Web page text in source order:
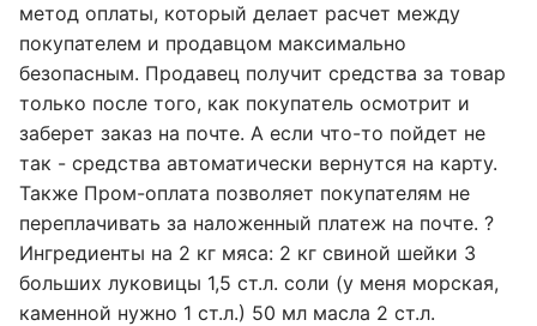
метод оплаты, который делает расчет между
покупателем и продавцом максимально
безопасным. Продавец получит средства за товар
только после того, как покупатель осмотрит и
заберет заказ на почте. А если что-то пойдет не
так - средства автоматически вернутся на карту.
Также Пром-оплата позволяет покупателям не
переплачивать за наложенный платеж на почте. ?
Ингредиенты на 2 кг мяса: 2 кг свиной шейки 3
больших луковицы 1,5 ст.л. соли (у меня морская,
каменной нужно 1 ст.л.) 50 мл масла 2 ст.л.